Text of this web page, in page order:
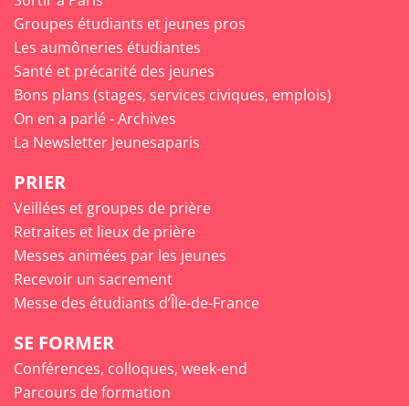
Groupes étudiants et jeunes pros
Les aumôneries étudiantes
Santé et précarité des jeunes
Bons plans (stages, services civiques, emplois)
On en a parlé - Archives
La Newsletter Jeunesaparis
PRIER
Veillées et groupes de prière
Retraites et lieux de prière
Messes animées par les jeunes
Recevoir un sacrement
Messe des étudiants d’Île-de-France
SE FORMER
Conférences, colloques, week-end
Parcours de formation